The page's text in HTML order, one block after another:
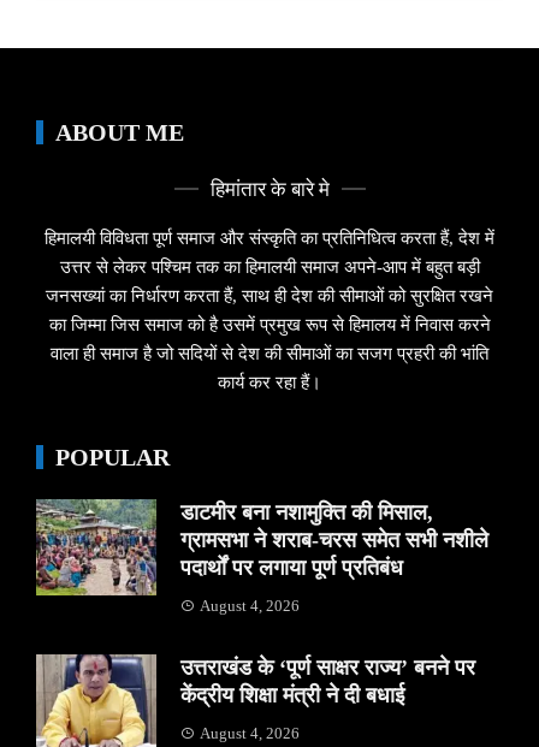
ABOUT ME
हिमांतार के बारे मे
हिमालयी विविधता पूर्ण समाज और संस्कृति का प्रतिनिधित्व करता हैं, देश में
उत्तर से लेकर पश्चिम तक का हिमालयी समाज अपने-आप में बहुत बड़ी
जनसख्यां का निर्धारण करता हैं, साथ ही देश की सीमाओं को सुरक्षित रखने
का जिम्मा जिस समाज को है उसमें प्रमुख रूप से हिमालय में निवास करने
वाला ही समाज है जो सदियों से देश की सीमाओं का सजग प्रहरी की भांति
कार्य कर रहा हैं।
POPULAR
डाटमीर बना नशामुक्ति की मिसाल,
ग्रामसभा ने शराब-चरस समेत सभी नशीले
पदार्थों पर लगाया पूर्ण प्रतिबंध
August 4, 2026
उत्तराखंड के ‘पूर्ण साक्षर राज्य’ बनने पर
केंद्रीय शिक्षा मंत्री ने दी बधाई
August 4, 2026